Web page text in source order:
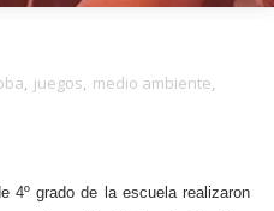
, juegos, medio ambiente,
4º grado de la escuela realizaron